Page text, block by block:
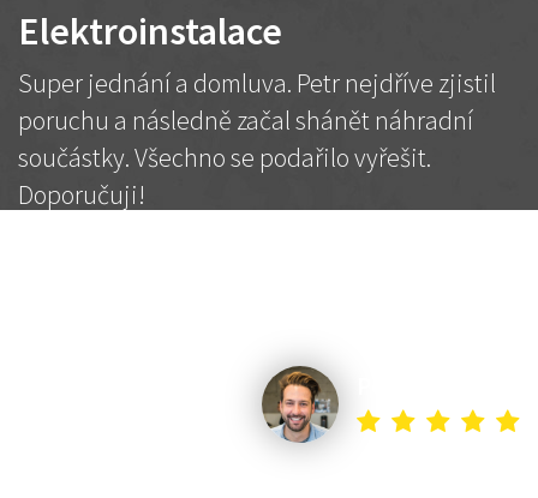
Elektroinstalace
Super jednání a domluva. Petr nejdříve zjistil
poruchu a následně začal shánět náhradní
součástky. Všechno se podařilo vyřešit.
Doporučuji!